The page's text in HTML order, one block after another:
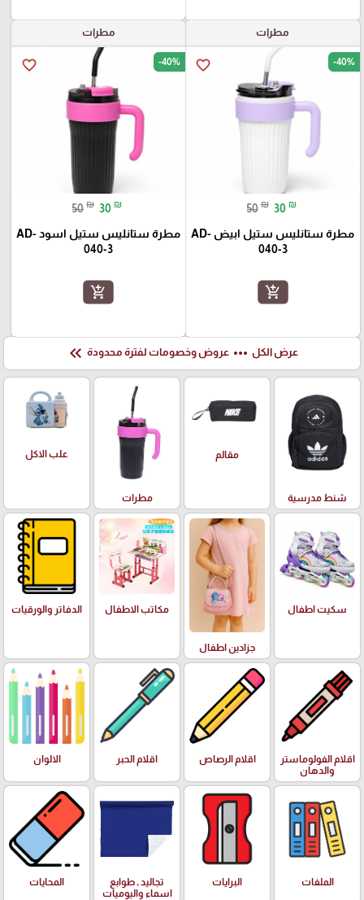
مطرات
favorite_border -40%
50 ₪ 30 ₪
مطرة ستانليس ستيل ابيض AD-
040-3
add_shopping_cart
مطرات
favorite_border -40%
50 ₪ 30 ₪
مطرة ستانليس ستيل اسود AD-
040-3
add_shopping_cart
عرض الكل more_horiz عروض وخصومات لفترة محدودة keyboard_double_arrow_left
شنط مدرسية
مقالم
مطرات
علب الاكل
سكيت اطفال
جزادين اطفال
مكاتب الاطفال الدفاتر والورقيات
اقلام الفولوماستر
والدهان
اقلام الرصاص اقلام الحبر الالوان
الملفات البرايات
تجاليد , طوابع
اسماء واليوميات
المحايات